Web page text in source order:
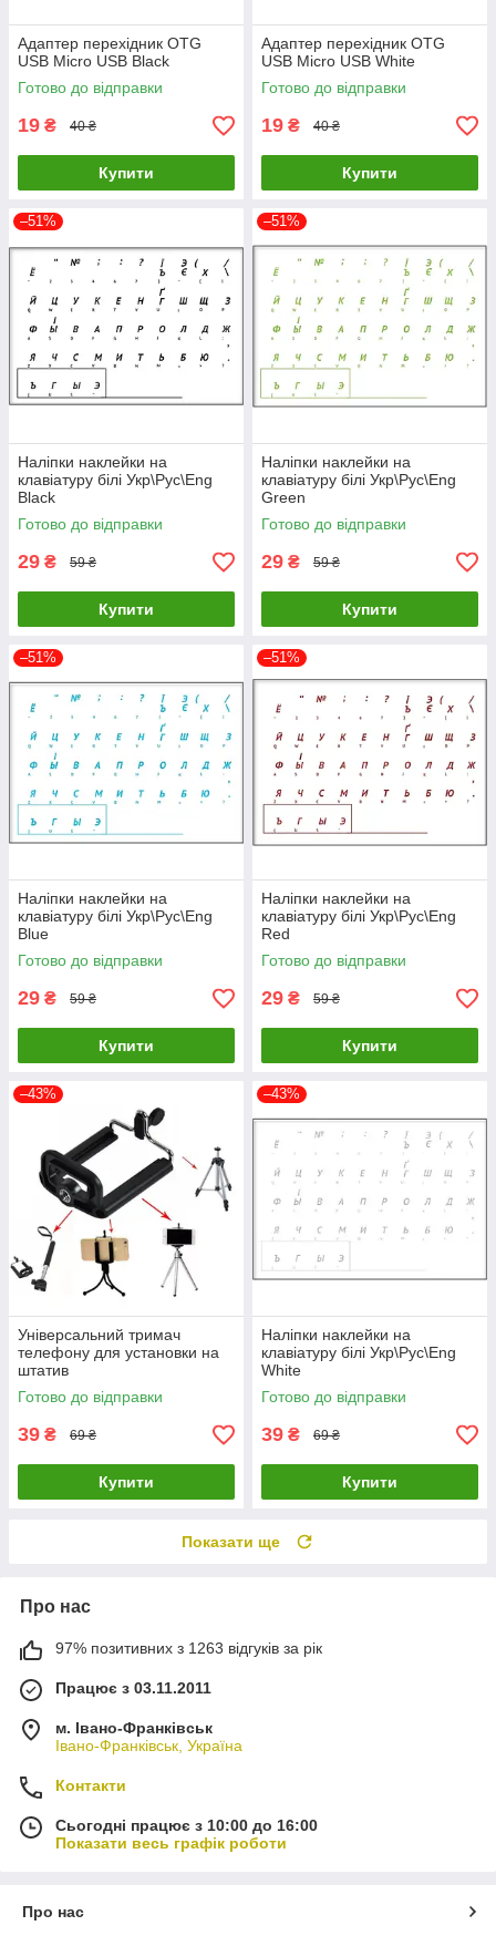
Адаптер перехідник OTG
USB Micro USB Black
Готово до відправки
19 ₴ 40 ₴
Купити
Адаптер перехідник OTG
USB Micro USB White
Готово до відправки
19 ₴ 40 ₴
Купити
–51%
Наліпки наклейки на
клавіатуру білі Укр\Рус\Eng
Black
Готово до відправки
29 ₴ 59 ₴
Купити
–51%
Наліпки наклейки на
клавіатуру білі Укр\Рус\Eng
Green
Готово до відправки
29 ₴ 59 ₴
Купити
–51%
Наліпки наклейки на
клавіатуру білі Укр\Рус\Eng
Blue
Готово до відправки
29 ₴ 59 ₴
Купити
–51%
Наліпки наклейки на
клавіатуру білі Укр\Рус\Eng
Red
Готово до відправки
29 ₴ 59 ₴
Купити
–43%
Універсальний тримач
телефону для установки на
штатив
Готово до відправки
39 ₴ 69 ₴
Купити
–43%
Наліпки наклейки на
клавіатуру білі Укр\Рус\Eng
White
Готово до відправки
39 ₴ 69 ₴
Купити
Показати ще
Про нас
97% позитивних з 1263 відгуків за рік
Працює з 03.11.2011
м. Івано-Франківськ
Івано-Франківськ, Україна
Контакти
Сьогодні працює з 10:00 до 16:00
Показати весь графік роботи
Про нас